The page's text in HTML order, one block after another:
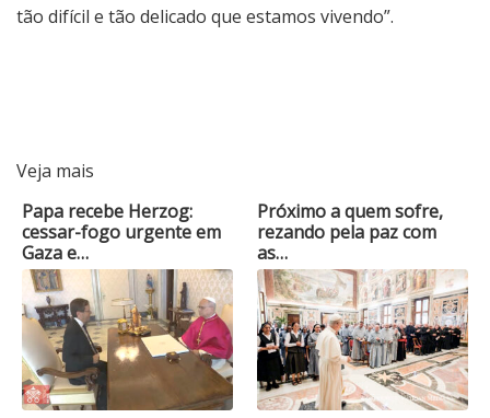
tão difícil e tão delicado que estamos vivendo”.
Veja mais
Papa recebe Herzog:
cessar-fogo urgente em
Gaza e…
Próximo a quem sofre,
rezando pela paz com
as…